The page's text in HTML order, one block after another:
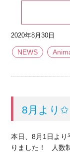
2020年8月30日
NEWS
8月より✩
本日、8月1日より
りました！ 人数